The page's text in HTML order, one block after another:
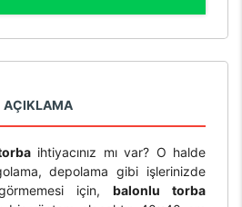
AÇIKLAMA
ihtiyacınız mı var? O halde
depolama gibi işlerinizde
için,balonlu torba